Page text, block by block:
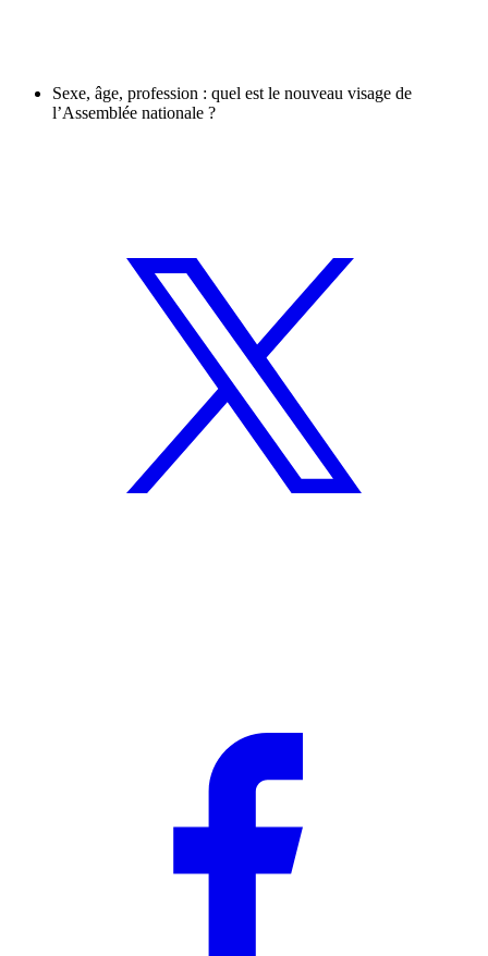
Sexe, âge, profession : quel est le nouveau visage de
l’Assemblée nationale ?